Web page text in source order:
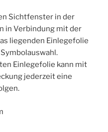
Sichtfenster in der
in Verbindung mit der
liegenden Einlegefolie
Einlegefolie kann mit
jederzeit eine